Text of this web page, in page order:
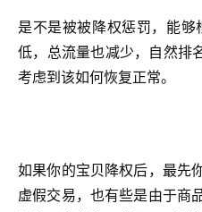
是不是被被降权惩罚，能
低，总流量也减少，自然排
考虑到该如何恢复正常。
如果你的宝贝降权后，最先
虚假交易，也有些是由于商